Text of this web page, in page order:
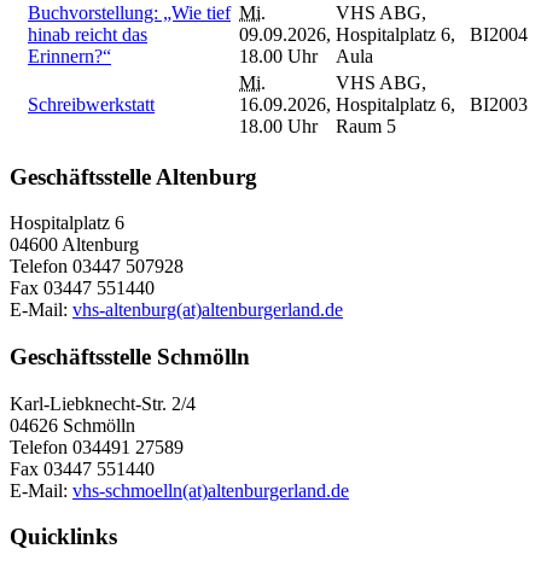
Buchvorstellung: „Wie tief
hinab reicht das
Erinnern?“
Mi.
09.09.2026,
18.00 Uhr
VHS ABG,
Hospitalplatz 6,
Aula
BI2004
Schreibwerkstatt
Mi.
16.09.2026,
18.00 Uhr
VHS ABG,
Hospitalplatz 6,
Raum 5
BI2003
Geschäftsstelle Altenburg
Hospitalplatz 6
04600 Altenburg
Telefon 03447 507928
Fax 03447 551440
E-Mail: vhs-altenburg(at)altenburgerland.de
Geschäftsstelle Schmölln
Karl-Liebknecht-Str. 2/4
04626 Schmölln
Telefon 034491 27589
Fax 03447 551440
E-Mail: vhs-schmoelln(at)altenburgerland.de
Quicklinks